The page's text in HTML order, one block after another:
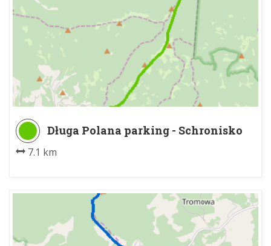
Długa Polana parking - Schronisko
PTTK na Turbaczu
7.1 km